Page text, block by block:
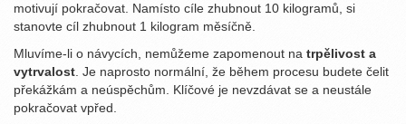
motivují pokračovat. Namísto cíle zhubnout 10 kilogramů, si
stanovte cíl zhubnout 1 kilogram měsíčně.
Mluvíme-li o návycích, nemůžeme zapomenout na trpělivost a
vytrvalost. Je naprosto normální, že během procesu budete čelit
překážkám a neúspěchům. Klíčové je nevzdávat se a neustále
pokračovat vpřed.